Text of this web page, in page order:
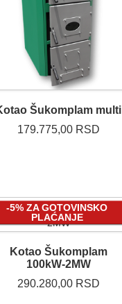
Šukomplam multi
179.775,00 RSD
-5% ZA GOTOVINSKO
PLAĆANJE
Kotao Šukomplam
100kW-2MW
290.280,00 RSD